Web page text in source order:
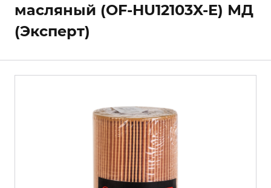
масляный (OF-HU12103X-E) МД
(Эксперт)